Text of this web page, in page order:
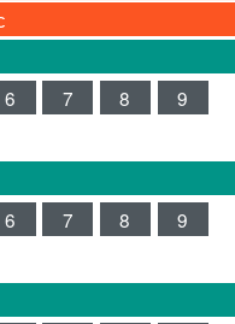
6 7 8
9
6 7 8
9